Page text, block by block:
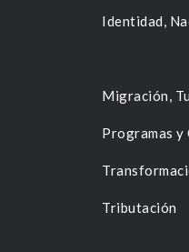
Identidad,
Migración,
Programas y
Tributación